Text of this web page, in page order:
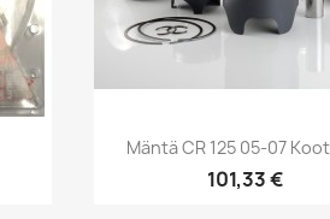
Pikakatselu
Mäntä CR 125 05-07 Koot
101,33 €